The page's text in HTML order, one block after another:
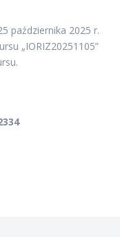
października 2025 r.
„IORIZ20251105”